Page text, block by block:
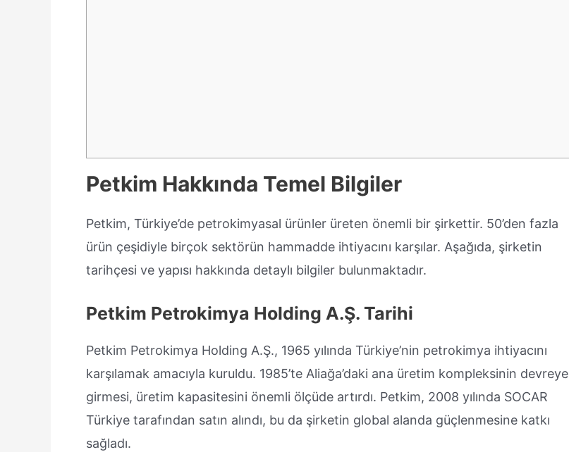
Petkim Hakkında Temel Bilgiler
Petkim, Türkiye’de petrokimyasal ürünler üreten önemli bir şirkettir. 50’den fazla
ürün çeşidiyle birçok sektörün hammadde ihtiyacını karşılar. Aşağıda, şirketin
tarihçesi ve yapısı hakkında detaylı bilgiler bulunmaktadır.
Petkim Petrokimya Holding A.Ş. Tarihi
Petkim Petrokimya Holding A.Ş., 1965 yılında Türkiye’nin petrokimya ihtiyacını
karşılamak amacıyla kuruldu. 1985’te Aliağa’daki ana üretim kompleksinin devreye
girmesi, üretim kapasitesini önemli ölçüde artırdı. Petkim, 2008 yılında SOCAR
Türkiye tarafından satın alındı, bu da şirketin global alanda güçlenmesine katkı
sağladı.